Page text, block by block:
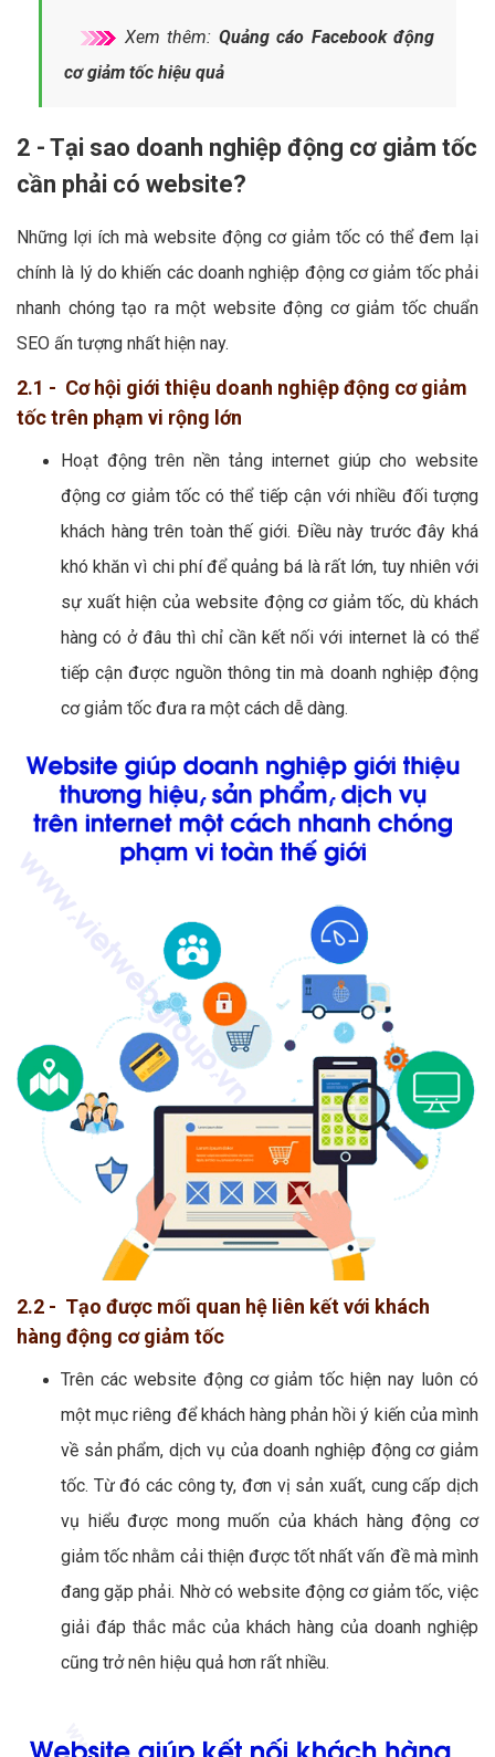
Xem thêm: Quảng cáo Facebook động
cơ giảm tốc hiệu quả
2 - Tại sao doanh nghiệp động cơ giảm tốc
cần phải có website?
Những lợi ích mà website động cơ giảm tốc có thể đem lại
chính là lý do khiến các doanh nghiệp động cơ giảm tốc phải
nhanh chóng tạo ra một website động cơ giảm tốc chuẩn
SEO ấn tượng nhất hiện nay.
2.1 - Cơ hội giới thiệu doanh nghiệp động cơ giảm
tốc trên phạm vi rộng lớn
Hoạt động trên nền tảng internet giúp cho website
động cơ giảm tốc có thể tiếp cận với nhiều đối tượng
khách hàng trên toàn thế giới. Điều này trước đây khá
khó khăn vì chi phí để quảng bá là rất lớn, tuy nhiên với
sự xuất hiện của website động cơ giảm tốc, dù khách
hàng có ở đâu thì chỉ cần kết nối với internet là có thể
tiếp cận được nguồn thông tin mà doanh nghiệp động
cơ giảm tốc đưa ra một cách dễ dàng.
2.2 - Tạo được mối quan hệ liên kết với khách
hàng động cơ giảm tốc
Trên các website động cơ giảm tốc hiện nay luôn có
một mục riêng để khách hàng phản hồi ý kiến của mình
về sản phẩm, dịch vụ của doanh nghiệp động cơ giảm
tốc. Từ đó các công ty, đơn vị sản xuất, cung cấp dịch
vụ hiểu được mong muốn của khách hàng động cơ
giảm tốc nhằm cải thiện được tốt nhất vấn đề mà mình
đang gặp phải. Nhờ có website động cơ giảm tốc, việc
giải đáp thắc mắc của khách hàng của doanh nghiệp
cũng trở nên hiệu quả hơn rất nhiều.